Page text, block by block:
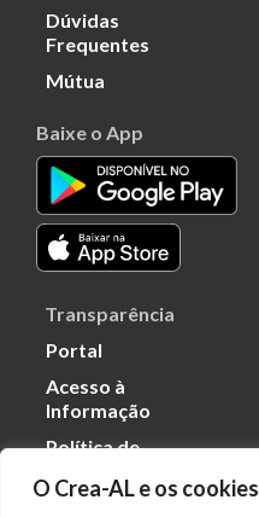
O Crea-AL e os cookies
Dúvidas
Frequentes
Mútua
Baixe o App
Transparência
Portal
Acesso à
Informação
Política de
Dados